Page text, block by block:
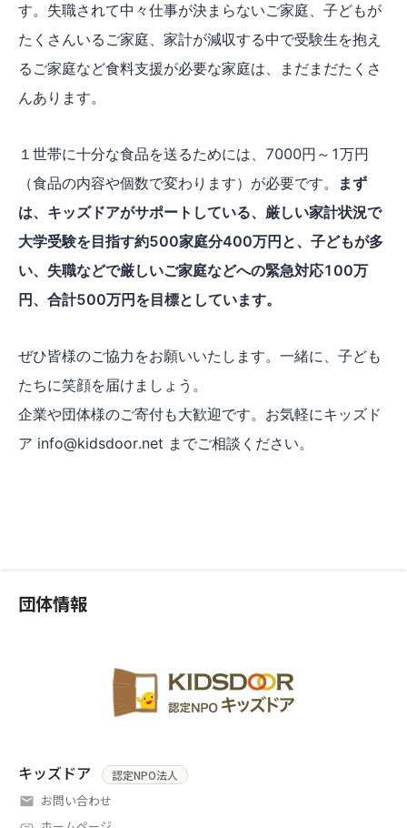
す。失職されて中々仕事が決まらないご家庭、子どもが
たくさんいるご家庭、家計が減収する中で受験生を抱え
るご家庭など食料支援が必要な家庭は、まだまだたくさ
んあります。
１世帯に十分な食品を送るためには、7000円～1万円
（食品の内容や個数で変わります）が必要です。
まず
は、キッズドアがサポートしている、厳しい家計状況で
大学受験を目指す約500家庭分400万円と、子どもが多
い、失職などで厳しいご家庭などへの緊急対応100万
円、合計500万円を目標としています。
ぜひ皆様のご協力をお願いいたします。一緒に、子ども
たちに笑顔を届けましょう。
企業や団体様のご寄付も大歓迎です。お気軽にキッズド
ア info@kidsdoor.net までご相談ください。
団体情報
キッズドア 認定NPO法人
お問い合わせ